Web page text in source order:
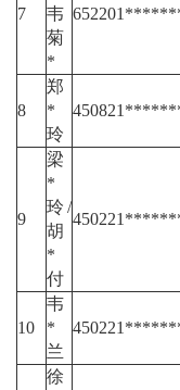
7
韦
菊
*
8
郑
*
玲
9
梁
*
玲/
胡
*
付
10
韦
*
兰
徐